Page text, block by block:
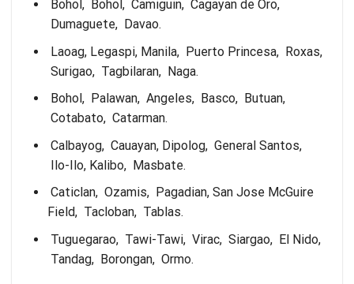
Bohol, Bohol, Camiguin, Cagayan de Oro,
Dumaguete, Davao.
Laoag, Legaspi, Manila, Puerto Princesa, Roxas,
Surigao, Tagbilaran, Naga.
Bohol, Palawan, Angeles, Basco, Butuan,
Cotabato, Catarman.
Calbayog, Cauayan, Dipolog, General Santos,
Ilo-Ilo, Kalibo, Masbate.
Caticlan, Ozamis, Pagadian, San Jose McGuire
Field, Tacloban, Tablas.
Tuguegarao, Tawi-Tawi, Virac, Siargao, El Nido,
Tandag, Borongan, Ormo.